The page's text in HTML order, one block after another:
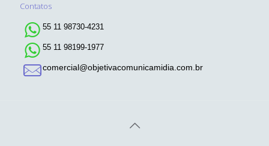
Contatos
55 11 98730-4231
55 11 98199-1977
comercial@objetivacomunicamidia.com.br